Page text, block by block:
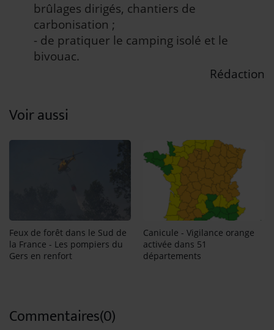
brûlages dirigés, chantiers de
carbonisation ;
- de pratiquer le camping isolé et le
bivouac.
Rédaction
Voir aussi
Feux de forêt dans le Sud de
la France - Les pompiers du
Gers en renfort
Canicule - Vigilance orange
activée dans 51
départements
Commentaires(0)